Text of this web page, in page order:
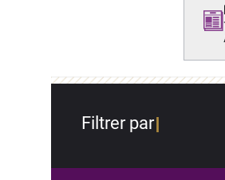
Filtrer par